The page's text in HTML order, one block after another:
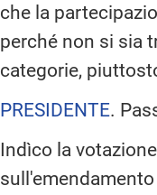
che la
perché non si sia
categorie,
PRESIDENTE.
Indìco la